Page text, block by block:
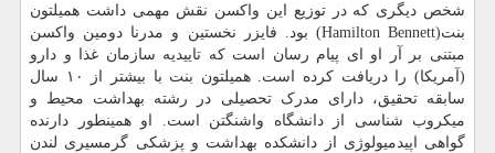
شخص دیگری که در توزیع این واکسن نقش مهمی داشت همیلتون
بنت(Hamilton Bennett) بود. فایزر نخستین و مدرنا دومین واکسن
مبتنی بر آر او ای پیام رسان است که تاییدیه سازمان غذا و دارو
(آمریکا) را دریافت کرده است. همیلتون بنت با بیشتر از ۱۰ سال
سابقه تحقیق، دارای مدرک تحصیلی در رشته بهداشت محیط و
میکروب شناسی از دانشگاه واشنگتن است. او همینطور دارنده
گواهی اپیدمیولوژی از دانشکده بهداشت و پزشکی گرمسیری لندن